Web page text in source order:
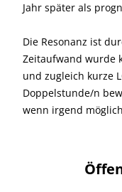
Jahr später als
Die Resonanz ist
Zeitaufwand wurde
und zugleich kurze
Doppelstunde/n
wenn irgend